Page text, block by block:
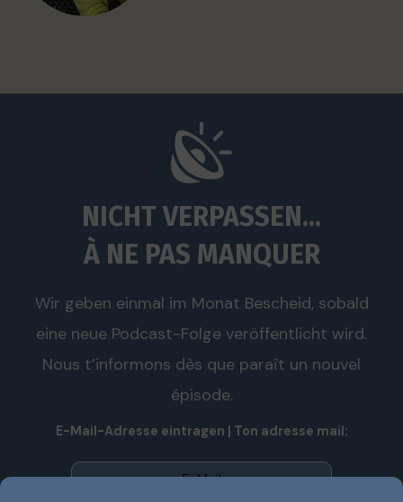
NICHT VERPASSEN...
À NE PAS MANQUER
Wir geben einmal im Monat Bescheid, sobald
eine neue Podcast-Folge veröffentlicht wird.
Nous t’informons dès que paraît un nouvel
épisode.
E-Mail-Adresse eintragen | Ton adresse mail: